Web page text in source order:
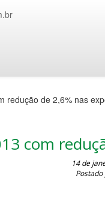
redução de 2,6% nas
com
14 de